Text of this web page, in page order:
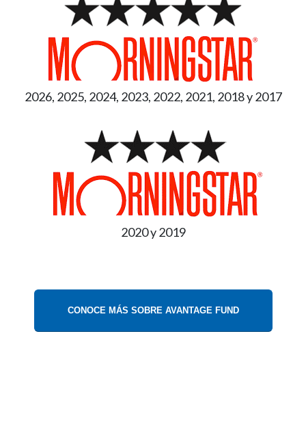
2026, 2025, 2024, 2023, 2022, 2021, 2018 y 2017
2020 y 2019
CONOCE MÁS SOBRE AVANTAGE FUND